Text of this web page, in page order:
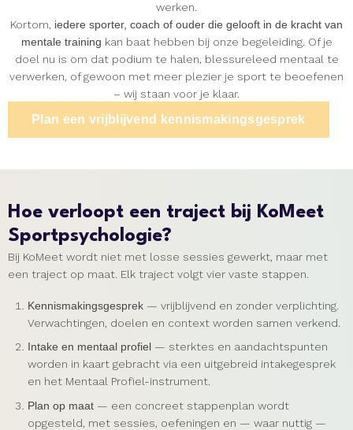
werken.
Kortom, iedere sporter, coach of ouder die gelooft in de kracht van
mentale training kan baat hebben bij onze begeleiding. Of je
doel nu is om dat podium te halen, blessureleed mentaal te
verwerken, of gewoon met meer plezier je sport te beoefenen
– wij staan voor je klaar.
Plan een vrijblijvend kennismakingsgesprek
Hoe verloopt een traject bij KoMeet
Sportpsychologie?
Bij KoMeet wordt niet met losse sessies gewerkt, maar met
een traject op maat. Elk traject volgt vier vaste stappen.
Kennismakingsgesprek — vrijblijvend en zonder verplichting.
Verwachtingen, doelen en context worden samen verkend.
Intake en mentaal profiel — sterktes en aandachtspunten
worden in kaart gebracht via een uitgebreid intakegesprek
en het Mentaal Profiel-instrument.
Plan op maat — een concreet stappenplan wordt
opgesteld, met sessies, oefeningen en — waar nuttig —